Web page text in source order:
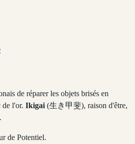
de réparer les objets brisés en
de l'or. Ikigai (生き甲斐), raison d'être,
de Potentiel.